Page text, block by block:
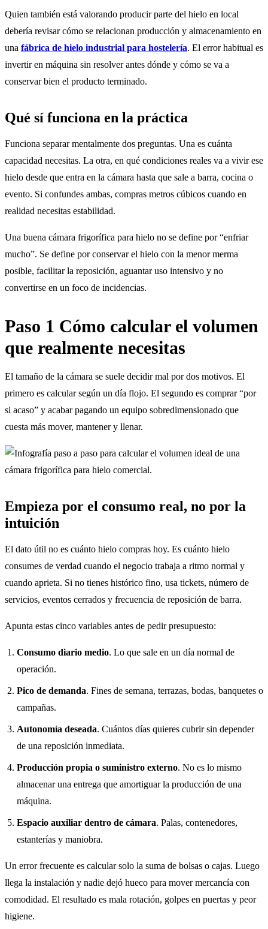
Quien también está valorando producir parte del hielo en local
debería revisar cómo se relacionan producción y almacenamiento en
una fábrica de hielo industrial para hostelería. El error habitual es
invertir en máquina sin resolver antes dónde y cómo se va a
conservar bien el producto terminado.
Qué sí funciona en la práctica
Funciona separar mentalmente dos preguntas. Una es cuánta
capacidad necesitas. La otra, en qué condiciones reales va a vivir ese
hielo desde que entra en la cámara hasta que sale a barra, cocina o
evento. Si confundes ambas, compras metros cúbicos cuando en
realidad necesitas estabilidad.
Una buena cámara frigorífica para hielo no se define por “enfriar
mucho”. Se define por conservar el hielo con la menor merma
posible, facilitar la reposición, aguantar uso intensivo y no
convertirse en un foco de incidencias.
Paso 1 Cómo calcular el volumen
que realmente necesitas
El tamaño de la cámara se suele decidir mal por dos motivos. El
primero es calcular según un día flojo. El segundo es comprar “por
si acaso” y acabar pagando un equipo sobredimensionado que
cuesta más mover, mantener y llenar.
Empieza por el consumo real, no por la
intuición
El dato útil no es cuánto hielo compras hoy. Es cuánto hielo
consumes de verdad cuando el negocio trabaja a ritmo normal y
cuando aprieta. Si no tienes histórico fino, usa tickets, número de
servicios, eventos cerrados y frecuencia de reposición de barra.
Apunta estas cinco variables antes de pedir presupuesto:
Consumo diario medio. Lo que sale en un día normal de
operación.
Pico de demanda. Fines de semana, terrazas, bodas, banquetes o
campañas.
Autonomía deseada. Cuántos días quieres cubrir sin depender
de una reposición inmediata.
Producción propia o suministro externo. No es lo mismo
almacenar una entrega que amortiguar la producción de una
máquina.
Espacio auxiliar dentro de cámara. Palas, contenedores,
estanterías y maniobra.
Un error frecuente es calcular solo la suma de bolsas o cajas. Luego
llega la instalación y nadie dejó hueco para mover mercancía con
comodidad. El resultado es mala rotación, golpes en puertas y peor
higiene.